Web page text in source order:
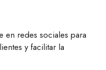
en redes sociales para
y facilitar la